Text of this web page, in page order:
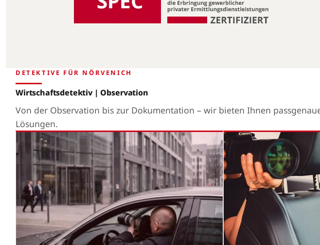
DETEKTIVE FÜR NÖRVENICH
Wirtschaftsdetektiv | Observation
Von der Observation bis zur Dokumentation – wir bieten Ihnen
Lösungen.